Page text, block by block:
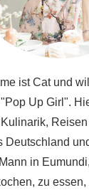
ist Cat und
Up Girl".
Deutschland
in
zu